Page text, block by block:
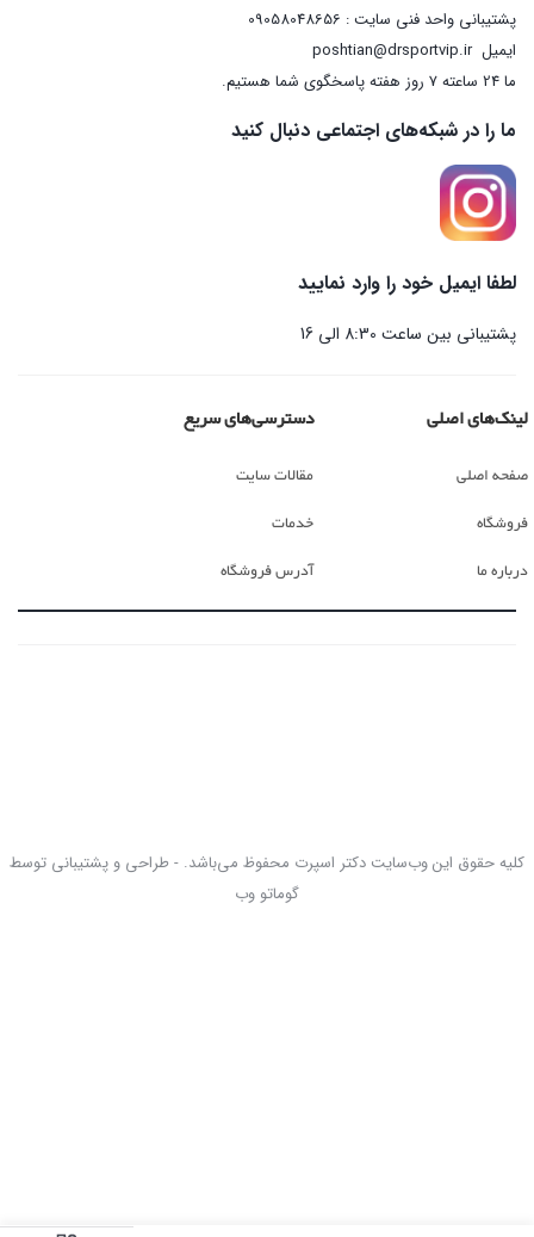
پشتیبانی واحد فنی سایت : 09058048656
ایمیلposhtian@drsportvip.ir
ما 24 ساعته 7 روز هفته پاسخگوی شما هستیم.
ما را در شبکه‌های اجتماعی دنبال کنید
لطفا ایمیل خود را وارد نمایید
پشتیبانی بین ساعت 8:30 الی 16
لینک‌های اصلی
صفحه اصلی
فروشگاه
درباره ما
دسترسی‌های سریع
مقالات سایت
خدمات
آدرس فروشگاه
کلیه حقوق این وب‌سایت دکتر اسپرت محفوظ می‌باشد. - طراحی و پشتیبانی توسط
گوماتو وب